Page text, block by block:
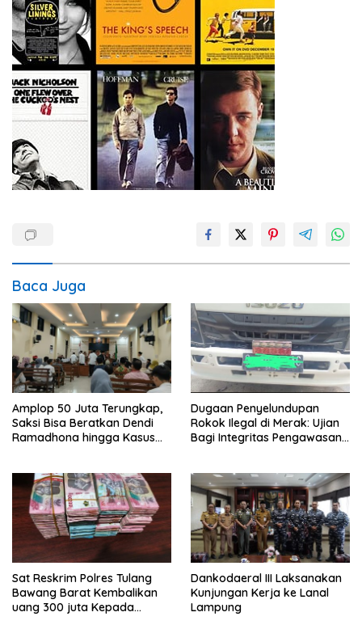
Baca Juga
Amplop 50 Juta Terungkap,
Saksi Bisa Beratkan Dendi
Ramadhona hingga Kasus
Dugaan Penyelundupan
Rokok Ilegal di Merak: Ujian
Bagi Integritas Pengawasan
Sat Reskrim Polres Tulang
Bawang Barat Kembalikan
uang 300 juta Kepada
Dankodaeral III Laksanakan
Kunjungan Kerja ke Lanal
Lampung